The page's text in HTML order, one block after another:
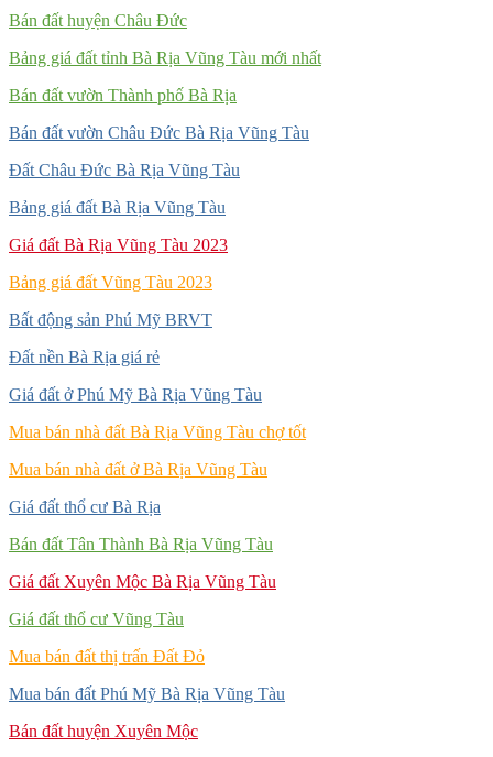
Bán đất huyện Châu Đức
Bảng giá đất tỉnh Bà Rịa Vũng Tàu mới nhất
Bán đất vườn Thành phố Bà Rịa
Bán đất vườn Châu Đức Bà Rịa Vũng Tàu
Đất Châu Đức Bà Rịa Vũng Tàu
Bảng giá đất Bà Rịa Vũng Tàu
Giá đất Bà Rịa Vũng Tàu 2023
Bảng giá đất Vũng Tàu 2023
Bất động sản Phú Mỹ BRVT
Đất nền Bà Rịa giá rẻ
Giá đất ở Phú Mỹ Bà Rịa Vũng Tàu
Mua bán nhà đất Bà Rịa Vũng Tàu chợ tốt
Mua bán nhà đất ở Bà Rịa Vũng Tàu
Giá đất thổ cư Bà Rịa
Bán đất Tân Thành Bà Rịa Vũng Tàu
Giá đất Xuyên Mộc Bà Rịa Vũng Tàu
Giá đất thổ cư Vũng Tàu
Mua bán đất thị trấn Đất Đỏ
Mua bán đất Phú Mỹ Bà Rịa Vũng Tàu
Bán đất huyện Xuyên Mộc